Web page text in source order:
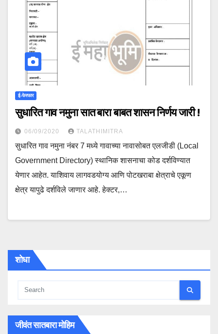
ई-फेरफार
सुधारित गाव नमुना सात बारा बाबत शासन निर्णय जारी !
06/09/2020 TALATHIMITRA
सुधारित गाव नमुना नंबर 7‍ मध्ये गावाच्या नावासोबत एलजीडी (Local
Government Directory) स्थानिक शासनाचा कोड दर्शविण्यात
येणार आहेत. याशिवाय लागवडयोग्य आणि पोटखराबा क्षेत्राचे एकूण
क्षेत्र यापुढे दर्शविले जाणार आहे. हेक्टर,…
शोधा
जीवंत सातबारा मोहिम